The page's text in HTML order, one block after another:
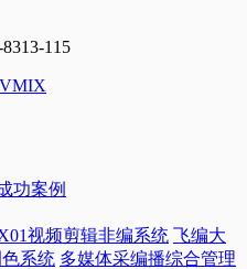
115
功案例
视频剪辑非编系统 飞编大
系统 多媒体采编播综合管理